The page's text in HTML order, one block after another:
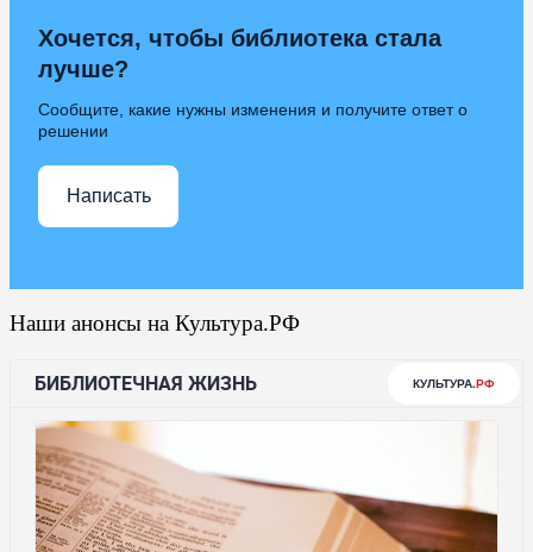
Хочется, чтобы библиотека стала
лучше?
Сообщите, какие нужны изменения и получите ответ о
решении
Написать
Наши анонсы на Культура.РФ